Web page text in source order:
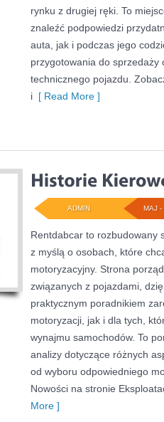
rynku z drugiej ręki. To
znaleźć podpowiedzi
auta, jak i podczas jego
przygotowania do sprzedaży
technicznego pojazdu.
i [ Read More ]
MAJ -
ADMIN
Rentdabcar to rozbudowany
z myślą o osobach, które
motoryzacyjny. Strona
związanych z pojazdami,
praktycznym poradnikiem
motoryzacji, jak i dla tych,
wynajmu samochodów. To
analizy dotyczące różnych
od wyboru odpowiedniego
Nowości na stronie
More ]